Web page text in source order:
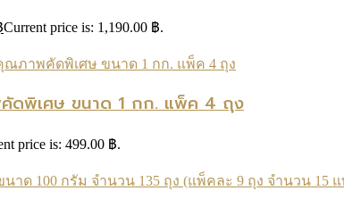
Current price is: 1,190.00 ฿.
ดพิเศษ ขนาด 1 กก. แพ็ค 4 ถุง
price is: 499.00 ฿.